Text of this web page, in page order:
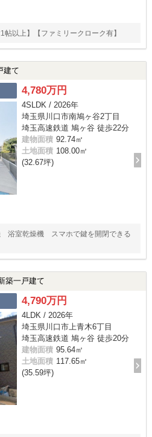
帖以上】【ファミリークローク有】
建て
4,780万円
4SLDK / 2026年
埼玉県川口市南鳩ヶ谷2丁目
埼玉高速鉄道 鳩ヶ谷 徒歩22分
建物面積 92.74㎡
土地面積 108.00㎡
(32.67坪)
室乾燥機 スマホで鍵を開閉できる
築一戸建て
4,790万円
4LDK / 2026年
埼玉県川口市上青木6丁目
埼玉高速鉄道 鳩ヶ谷 徒歩20分
建物面積 95.64㎡
土地面積 117.65㎡
(35.59坪)